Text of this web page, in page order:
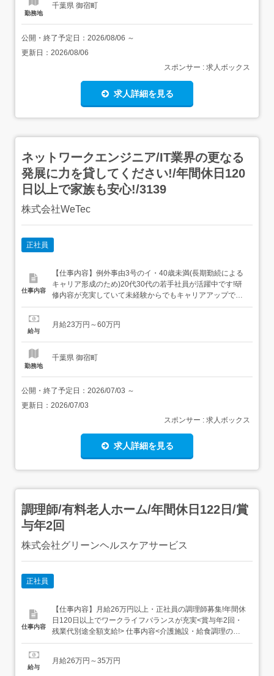
勤務地
千葉県 御宿町
公開・終了予定日： 2026/08/06 ～
更新日： 2026/08/06
スポンサー : 求人ボックス
求人詳細を見る
ネットワークエンジニア/IT業界の更なる
発展に力を貸してください!/年間休日120
日以上で家族も安心!/3139
株式会社WeTec
正社員
仕事内容
【仕事内容】例外事由3号のイ・40歳未満(長期勤続による
キャリア形成のため)20代30代の若手社員が活躍中です!研
修内容が充実していて未経験からでもキャリアアップでき
る環境です!〈概要〉株式会社We Tecは、創業当初から
ン展開を行っているグローバルな企業です。外国籍エンジ
給与
月給23万円～60万円
勤務地
千葉県 御宿町
公開・終了予定日： 2026/07/03 ～
更新日： 2026/07/03
スポンサー : 求人ボックス
求人詳細を見る
調理師/有料老人ホーム/年間休日122日/賞
与年2回
株式会社グリーンヘルスケアサービス
正社員
仕事内容
【仕事内容】月給26万円以上・正社員の調理師募集!年間休
日120日以上でワークライフバランスが充実<賞与年2回・
残業代別途全額支給!> 仕事内容<介護施設・給食調理の調
理師>介護施設内の厨房で、給食調理業務を担当します。
ピに沿って調理します。<具体的な業務内容>・和食、洋
給与
月給26万円～35万円